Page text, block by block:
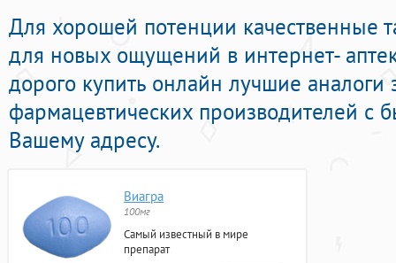
Для хорошей потенции качественные
для новых ощущений в интернет-
дорого купить онлайн лучшие аналоги
фармацевтических производителей с
Вашему адресу.
Виагра
100мг
Самый известный в мире
препарат